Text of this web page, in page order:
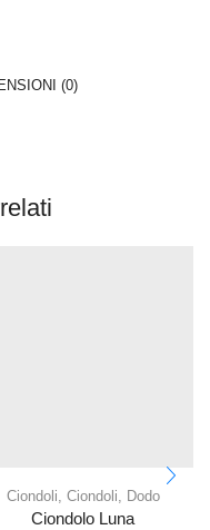
(0)
Ciondoli, Ciondoli, Dodo
Ciondolo Luna